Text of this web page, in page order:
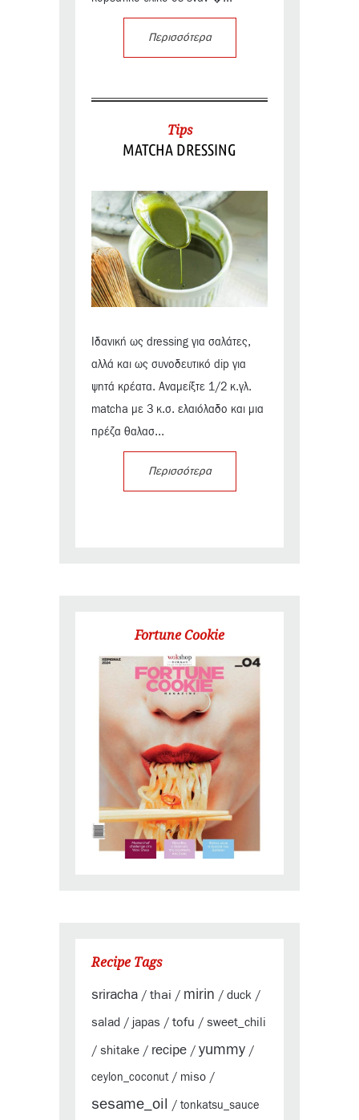
Περισσότερα
Tips
MATCHA DRESSING
Ιδανική ως dressing για σαλάτες,
αλλά και ως συνοδευτικό dip για
ψητά κρέατα. Αναμείξτε 1/2 κ.γλ.
matcha με 3 κ.σ. ελαιόλαδο και μια
πρέζα θαλασ...
Περισσότερα
Fortune Cookie
Recipe Tags
sriracha / thai / mirin / duck /
salad / japas / tofu / sweet_chili
/ shitake / recipe / yummy /
ceylon_coconut/ miso /
sesame_oil / tonkatsu_sauce